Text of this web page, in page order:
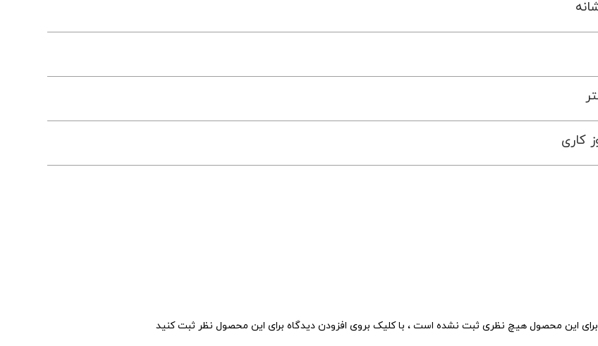
برای این محصول هیچ نظری ثبت نشده است ، با کلیک بروی افزودن دیدگاه برای این محصول نظر ثبت کنید